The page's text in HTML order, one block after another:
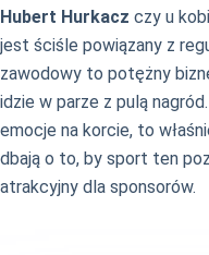
Hubert Hurkacz czy u
jest ściśle powiązany z
zawodowy to potężny
idzie w parze z pulą
emocje na korcie, to
dbają o to, by sport ten
atrakcyjny dla sponsorów.